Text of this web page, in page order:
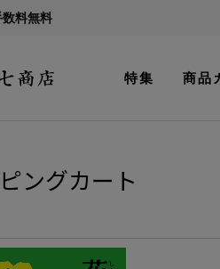
料無料
特集 商品
ングカート